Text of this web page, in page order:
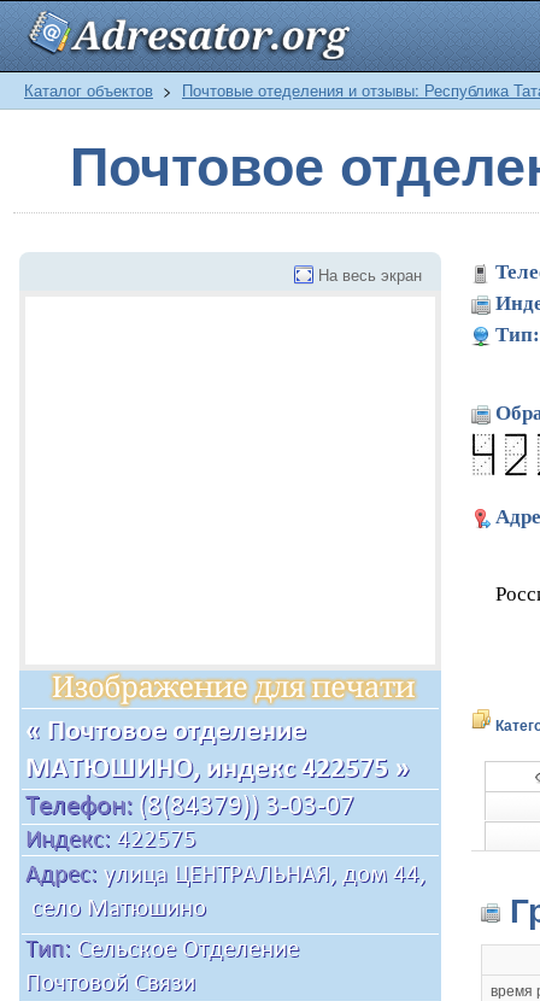
Каталог объектов > Почтовые отеделения и отзывы: Республика
Почтовое
На весь экран
Тип:
время